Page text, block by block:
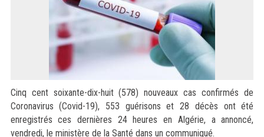
Cinq cent soixante-dix-huit (578) nouveaux cas confirmés de
Coronavirus (Covid-19), 553 guérisons et 28 décès ont été
enregistrés ces dernières 24 heures en Algérie, a annoncé,
vendredi, le ministère de la Santé dans un communiqué.